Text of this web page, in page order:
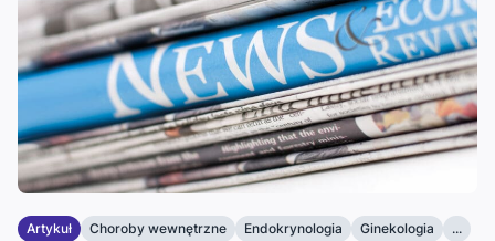
Artykuł Choroby wewnętrzne Endokrynologia Ginekologia ...